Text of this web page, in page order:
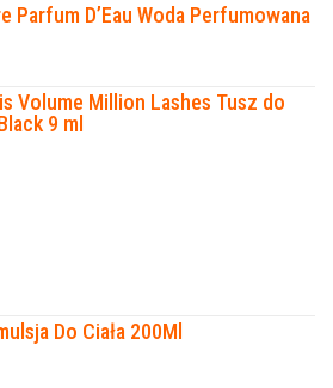
Parfum D’Eau Woda Perfumowana
Volume Million Lashes Tusz do
9 ml
Do Ciała 200Ml